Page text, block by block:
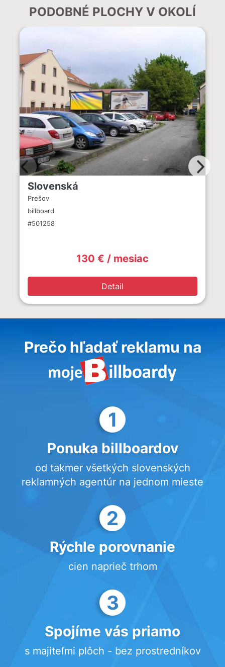
PODOBNÉ PLOCHY V OKOLÍ
Slovenská
Prešov
billboard
#501258
130 € / mesiac
Detail
Prečo hľadať reklamu na
1
Ponuka billboardov
od takmer všetkých slovenských
reklamných agentúr na jednom mieste
2
Rýchle porovnanie
cien naprieč trhom
3
Spojíme vás priamo
s majiteľmi plôch - bez prostredníkov